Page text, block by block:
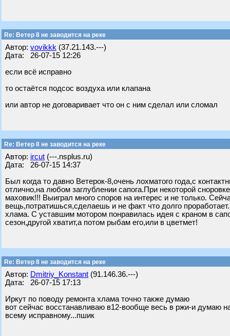
Re: Ветер 8 не заводится на реке
Автор: vovikkk (37.21.143.---)
Дата: 26-07-15 12:26
если всё исправно
то остаётся подсос воздуха или клапана
или автор не договаривает что он с ним сделал или сломал
Re: Ветер 8 не заводится на реке
Автор: ircut (---.nsplus.ru)
Дата: 26-07-15 14:37
Был когда то давно Ветерок-8,очень лохматого года,с
отлично,на любом заглублении сапога.При некоторой
маховик!!! Выиграл много споров на интерес и не только.
вещь,потратишься,сделаешь и не факт что долго
хлама. С уставшим мотором понравилась идея с краном в
сезон,другой хватит,а потом рыбам его,или в цветмет!
Re: Ветер 8 не заводится на реке
Автор: Dmitriy_Konstant (91.146.36.---)
Дата: 26-07-15 17:13
Иркут по поводу ремонта хлама точно также думаю
вот сейчас восстанавливаю в12-вообще весь в ржи-и думаю
всему исправному...пшик